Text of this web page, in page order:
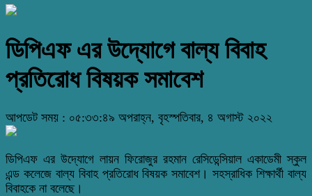
ডিপিএফ এর উদ্যোগে বাল্য বিবাহ
প্রতিরোধ বিষয়ক সমাবেশ
আপডেট সময় : ০৫:৩৩:৪৯ অপরাহ্ন, বৃহস্পতিবার, ৪ অগাস্ট ২০২২
ডিপিএফ এর উদ্যোগে লায়ন ফিরোজুর রহমান রেসিডেন্সিয়াল একাডেমী স্কুল
‌এন্ড কলেজে বাল্য বিবাহ প্রতিরোধ বিষয়ক সমাবেশ। সহস্রাধিক শিক্ষার্থী বাল্য
বিবাহকে না বলেছে।